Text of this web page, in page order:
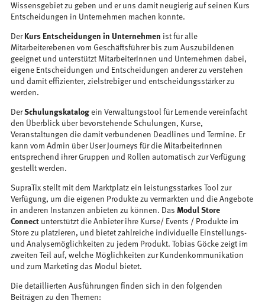
Wissensgebiet zu geben und er uns damit neugierig auf seinen Kurs
Entscheidungen in Unternehmen machen konnte.
Der Kurs Entscheidungen in Unternehmen ist für alle
Mitarbeiterebenen vom Geschäftsführer bis zum Auszubildenen
geeignet und unterstützt MitarbeiterInnen und Unternehmen dabei,
eigene Entscheidungen und Entscheidungen anderer zu verstehen
und damit effizienter, zielstrebiger und entscheidungsstärker zu
werden.
DerSchulungskatalog ein Verwaltungstool für Lernende vereinfacht
den Überblick über bevorstehende Schulungen, Kurse,
Veranstaltungen die damit verbundenen Deadlines und Termine. Er
kann vom Admin über User Journeys für die MitarbeiterInnen
entsprechend ihrer Gruppen und Rollen automatisch zur Verfügung
gestellt werden.
SupraTix stellt mit dem Marktplatz ein leistungsstarkes Tool zur
Verfügung, um die eigenen Produkte zu vermarkten und die Angebote
in anderen Instanzen anbieten zu können. Das Modul Store
Connectunterstützt die Anbieter ihre Kurse/ Events / Produkte im
Store zu platzieren, und bietet zahlreiche individuelle Einstellungs-
und Analysemöglichkeiten zu jedem Produkt. Tobias Göcke zeigt im
zweiten Teil auf, welche Möglichkeiten zur Kundenkommunikation
und zum Marketing das Modul bietet.
Die detaillierten Ausführungen finden sich in den folgenden
Beiträgen zu den Themen: